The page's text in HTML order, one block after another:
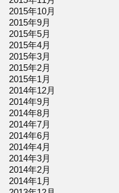
2015年10月
2015年9月
2015年5月
2015年4月
2015年3月
2015年2月
2015年1月
2014年12月
2014年9月
2014年8月
2014年7月
2014年6月
2014年4月
2014年3月
2014年2月
2014年1月